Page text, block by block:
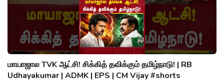
மாயாஜால TVK ஆட்சி! சிக்கித் தவிக்கும் தமிழ்நாடு! | RB
Udhayakumar | ADMK | EPS | CM Vijay #shorts